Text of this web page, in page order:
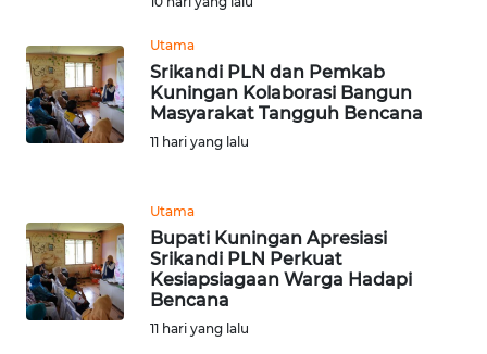
Utama
Srikandi PLN dan Pemkab
Kuningan Kolaborasi Bangun
Masyarakat Tangguh Bencana
11 hari yang lalu
Utama
Bupati Kuningan Apresiasi
Srikandi PLN Perkuat
Kesiapsiagaan Warga Hadapi
Bencana
11 hari yang lalu
WN
TAPANULI
SELATAN
WN
KARO